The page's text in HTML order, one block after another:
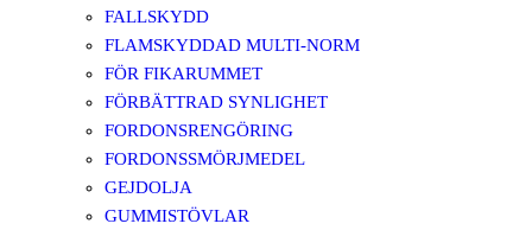
FALLSKYDD
FLAMSKYDDAD MULTI-NORM
FÖR FIKARUMMET
FÖRBÄTTRAD SYNLIGHET
FORDONSRENGÖRING
FORDONSSMÖRJMEDEL
GEJDOLJA
GUMMISTÖVLAR